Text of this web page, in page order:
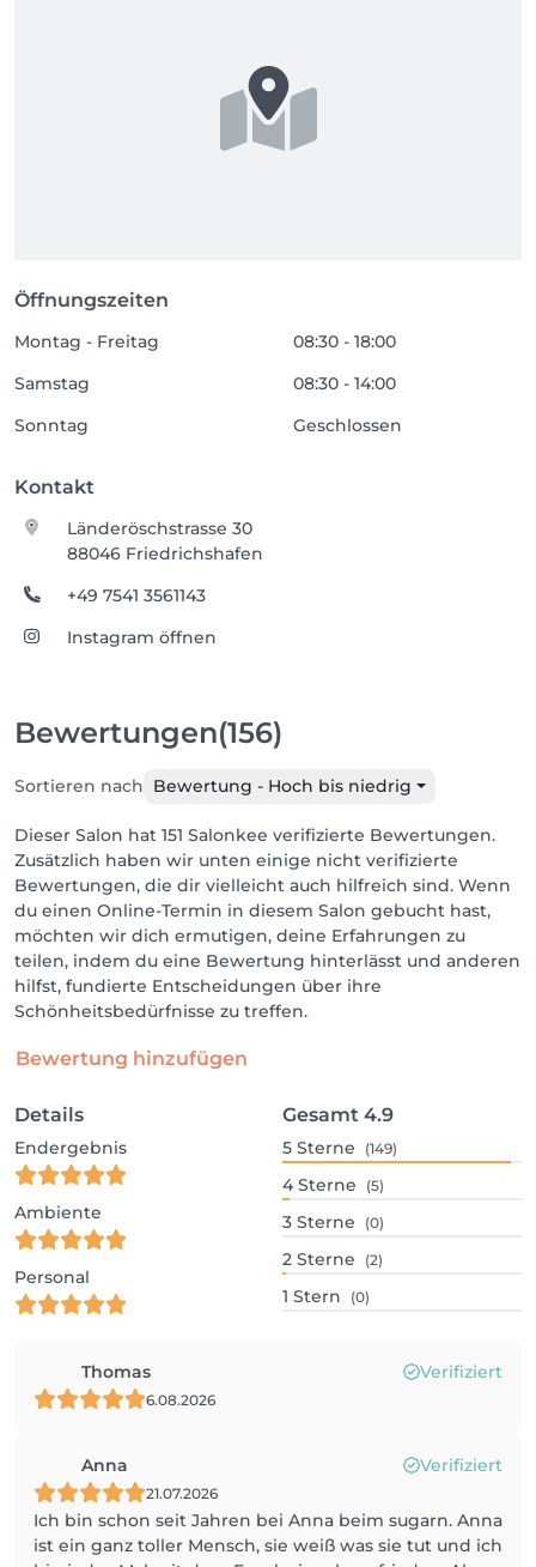
Öffnungszeiten
Montag - Freitag
08:30 - 18:00
Samstag
08:30 - 14:00
Sonntag
Geschlossen
Kontakt
Länderöschstrasse 30
88046 Friedrichshafen
+49 7541 3561143
Instagram öffnen
Bewertungen(156)
Sortieren nach Bewertung - Hoch bis niedrig
Dieser Salon hat 151 Salonkee verifizierte Bewertungen.
Zusätzlich haben wir unten einige nicht verifizierte
Bewertungen, die dir vielleicht auch hilfreich sind. Wenn
du einen Online-Termin in diesem Salon gebucht hast,
möchten wir dich ermutigen, deine Erfahrungen zu
teilen, indem du eine Bewertung hinterlässt und anderen
hilfst, fundierte Entscheidungen über ihre
Schönheitsbedürfnisse zu treffen.
Bewertung hinzufügen
Details
Endergebnis
Ambiente
Personal
Gesamt 4.9
5 Sterne (149)
4 Sterne (5)
3 Sterne (0)
2 Sterne (2)
1 Stern (0)
Thomas Verifiziert
6.08.2026
Anna Verifiziert
21.07.2026
Ich bin schon seit Jahren bei Anna beim sugarn. Anna
ist ein ganz toller Mensch, sie weiß was sie tut und ich